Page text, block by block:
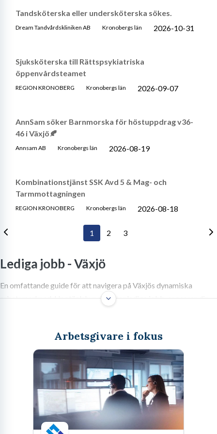
Tandsköterska eller undersköterska sökes.
Dream Tandvårdskliniken AB Kronobergs län 2026-10-31
Sjuksköterska till Rättspsykiatriska
öppenvårdsteamet
REGION KRONOBERG Kronobergs län 2026-09-07
AnnSam söker Barnmorska för höstuppdrag v36-
46 i Växjö🍂
Annsam AB Kronobergs län 2026-08-19
Kombinationstjänst SSK Avd 5 & Mag- och
Tarmmottagningen
REGION KRONOBERG Kronobergs län 2026-08-18
1 2 3
Lediga jobb -Växjö
En omfattande guide för att navigera på Växjös dynamiska
arbetsmarknad. Upptäck hur du hittar lediga jobb, anpassar din
Växjö, pärlan i Småland och en av landets grönaste städer, har
under de senaste decennierna genomgått en imponerande
utveckling. Här möts historisk charm med en dynamisk
framtidstro, och den lokala arbetsmarknaden speglar stadens
framåtanda. För dig som drömmer om att hitta nya utmaningar
eller ta nästa steg i karriären, erbjuder Växjö en mängd spännande
Arbetsgivare i fokus